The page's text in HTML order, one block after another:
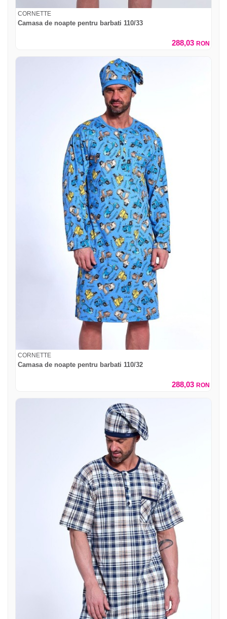
CORNETTE
Camasa de noapte pentru barbati 110/33
288,03 RON
CORNETTE
Camasa de noapte pentru barbati 110/32
288,03 RON